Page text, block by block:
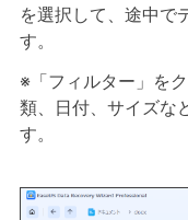
を選択して、途中で
す。
※「フィルター」を
類、日付、サイズな
す。